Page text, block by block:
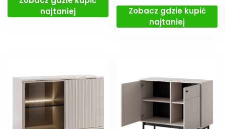
najtaniej
Zobacz gdzie kupić
najtaniej